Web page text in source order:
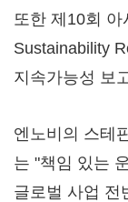
또한 제10회
Sustainability
지속가능성 보
엔노비의 스테
는 "책임 있는
글로벌 사업 전